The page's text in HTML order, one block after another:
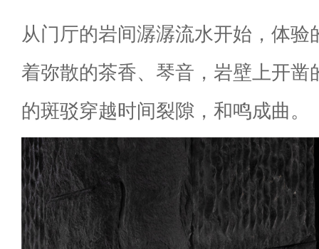
从门厅的岩间潺潺流水开始，体验
着弥散的茶香、琴音，岩壁上开凿
的斑驳穿越时间裂隙，和鸣成曲。